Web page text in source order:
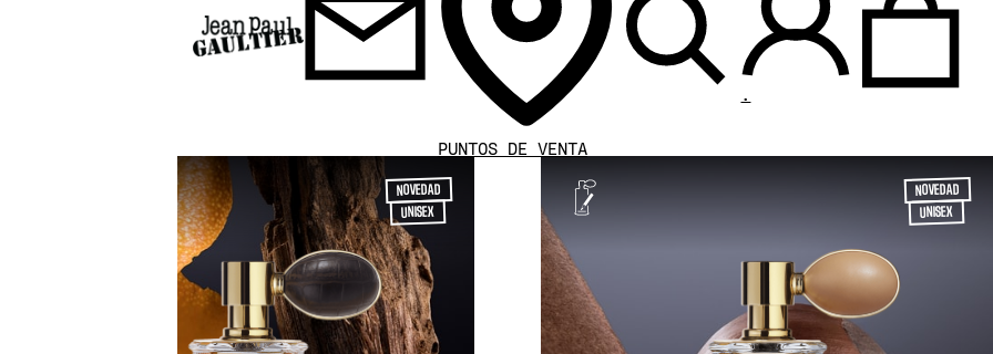
PUNTOS DE VENTA
.
NOVEDAD
UNISEX
NOVEDAD
UNISEX